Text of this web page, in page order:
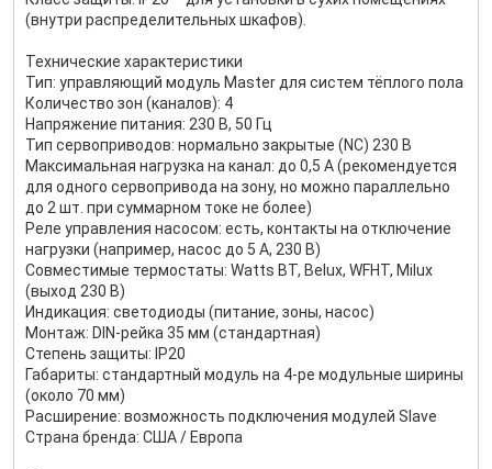
(внутри распределительных шкафов).
Технические характеристики
Тип: управляющий модуль Master для систем тёплого пола
Количество зон (каналов): 4
Напряжение питания: 230 В, 50 Гц
Тип сервоприводов: нормально закрытые (NC) 230 В
Максимальная нагрузка на канал: до 0,5 А (рекомендуется
для одного сервопривода на зону, но можно параллельно
до 2 шт. при суммарном токе не более)
Реле управления насосом: есть, контакты на отключение
нагрузки (например, насос до 5 А, 230 В)
Совместимые термостаты: Watts BT, Belux, WFHT, Milux
(выход 230 В)
Индикация: светодиоды (питание, зоны, насос)
Монтаж: DIN-рейка 35 мм (стандартная)
Степень защиты: IP20
Габариты: стандартный модуль на 4-ре модульные ширины
(около 70 мм)
Расширение: возможность подключения модулей Slave
Страна бренда: США / Европа